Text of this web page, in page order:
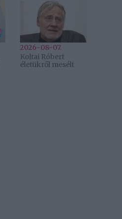
2026-08-07.
Koltai Róbert
életükről mesélt